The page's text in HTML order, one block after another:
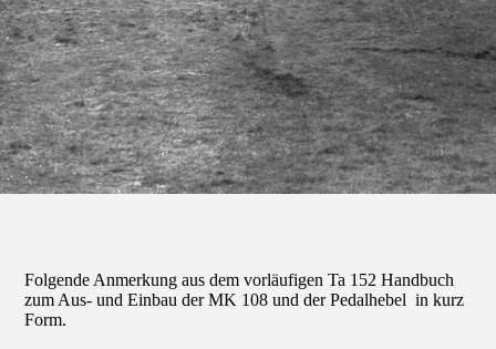
Folgende Anmerkung aus dem vorläufigen Ta 152 Handbuch
zum Aus- und Einbau der MK 108 und der Pedalhebel in kurz
Form.